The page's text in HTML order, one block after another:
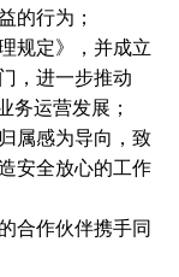
的行为；
规定》，并成立
，进一步推动
务运营发展；
属感为导向，致
安全放心的工作
合作伙伴携手同